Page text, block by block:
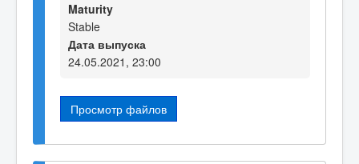
Maturity
Stable
Дата выпуска
24.05.2021, 23:00
Просмотр файлов